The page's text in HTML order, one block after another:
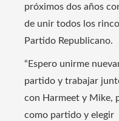
próximos dos años
de unir todos los
Partido Republicano.
“Espero unirme
partido y trabajar
con Harmeet y Mike,
como partido y elegir